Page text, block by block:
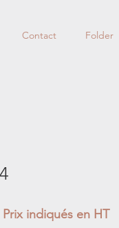
Contact Folder
Prix indiqués en HT